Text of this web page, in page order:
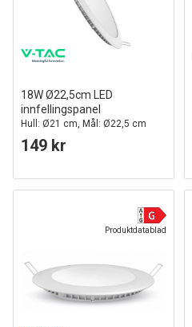
18W Ø22,5cm LED
innfellingspanel
Hull: Ø21 cm, Mål: Ø22,5 cm
149 kr
Produktdatablad